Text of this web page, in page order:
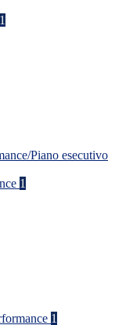
1
Piano esecutivo
1
1